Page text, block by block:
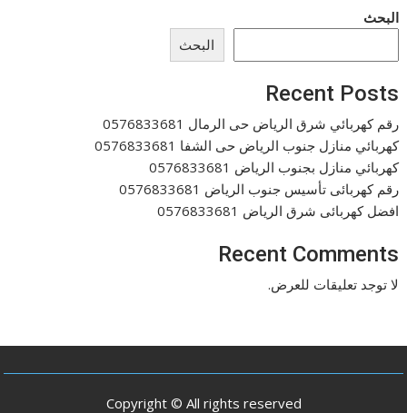
البحث
البحث
Recent Posts
رقم كهربائي شرق الرياض حى الرمال 0576833681
كهربائي منازل جنوب الرياض حى الشفا 0576833681
كهربائي منازل بجنوب الرياض 0576833681
رقم كهربائى تأسيس جنوب الرياض 0576833681
افضل كهربائى شرق الرياض 0576833681
Recent Comments
لا توجد تعليقات للعرض.
Copyright © All rights reserved